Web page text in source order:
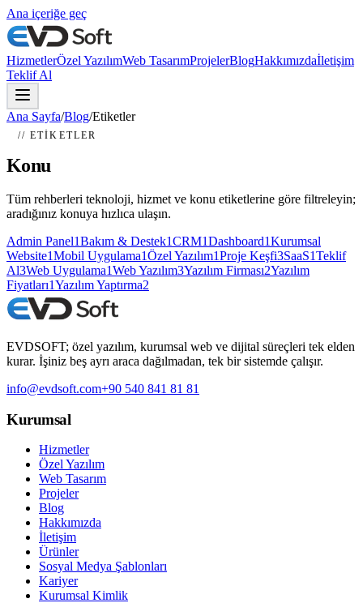
Ana içeriğe geç
HizmetlerÖzel YazılımWeb TasarımProjelerBlogHakkımızdaİletişim
Teklif Al
Ana Sayfa/Blog/Etiketler
// ETIKETLER
Konu
Tüm rehberleri teknoloji, hizmet ve konu etiketlerine göre filtreleyin;
aradığınız konuya hızlıca ulaşın.
Admin Panel1Bakım & Destek1CRM1Dashboard1Kurumsal
Website1Mobil Uygulama1Özel Yazılım1Proje Keşfi3SaaS1Teklif
Al3Web Uygulama1Web Yazılım3Yazılım Firması2Yazılım
Fiyatları1Yazılım Yaptırma2
EVDSOFT; özel yazılım, kurumsal web ve dijital süreçleri tek elden
kurar. İşiniz beş ayrı araca dağılmadan, tek bir sistemde çalışır.
info@evdsoft.com+90 540 841 81 81
Kurumsal
Hizmetler
Özel Yazılım
Web Tasarım
Projeler
Blog
Hakkımızda
İletişim
Ürünler
Sosyal Medya Şablonları
Kariyer
Kurumsal Kimlik